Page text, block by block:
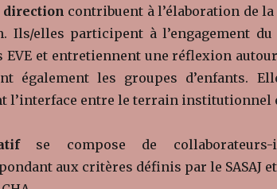
direction contribuent à l’élaboration de
Ils/elles participent à l’engagement
EVE et entretiennent une réflexion
également les groupes d’enfants.
l’interface entre le terrain institutionnel
se compose de collaborateurs-
aux critères définis par le SASAJ